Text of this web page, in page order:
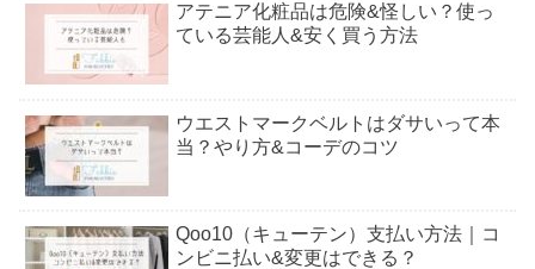
アテニア化粧品は危険&怪しい？使っ
ている芸能人&安く買う方法
ウエストマークベルトはダサいって本
当？やり方&コーデのコツ
Qoo10（キューテン）支払い方法｜コ
ンビニ払い&変更はできる？